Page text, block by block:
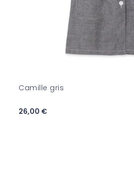
Camille gris
26,00 €